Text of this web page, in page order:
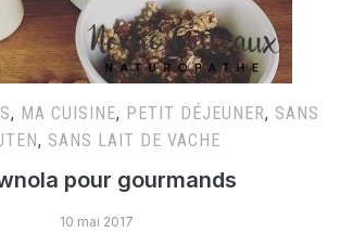
, MA CUISINE, PETIT DÉJEUNER, SANS
, SANS LAIT DE VACHE
pour gourmands
10 mai 2017